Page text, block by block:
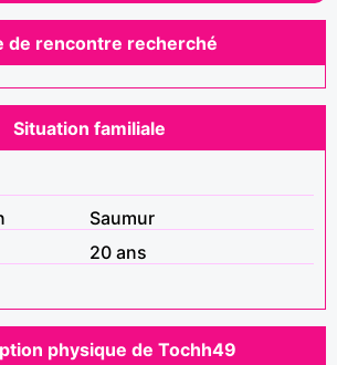
de rencontre recherché
Situation familiale
Saumur
20 ans
physique de Tochh49